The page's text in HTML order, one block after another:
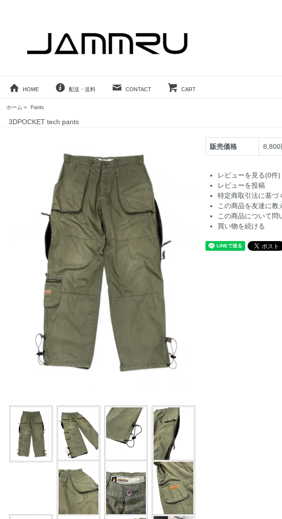
HOME 配送・送料 CONTACT CART
ホーム > Pants
3DPOCKET tech pants
販売価格 8,800
レビューを見る(0件)
レビューを投稿
特定商取引法に基づ
この商品を友達に教
この商品について問
買い物を続ける